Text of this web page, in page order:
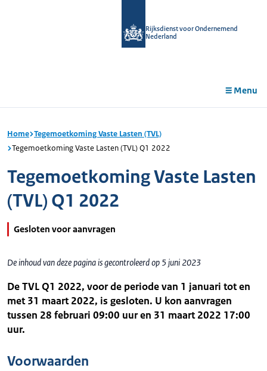
Rijksdienst voor Ondernemend
Nederland
Menu
Home Tegemoetkoming Vaste Lasten (TVL)
Tegemoetkoming Vaste Lasten (TVL) Q1 2022
Tegemoetkoming Vaste Lasten
(TVL) Q1 2022
Gesloten voor aanvragen
De inhoud van deze pagina is gecontroleerd op 5 juni 2023
De TVL Q1 2022, voor de periode van 1 januari tot en
met 31 maart 2022, is gesloten. U kon aanvragen
tussen 28 februari 09:00 uur en 31 maart 2022 17:00
uur.
Voorwaarden